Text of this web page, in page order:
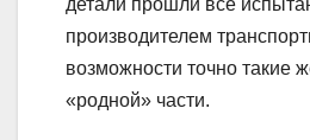
детали прошли все
производителем
возможности точно такие
«родной» части.